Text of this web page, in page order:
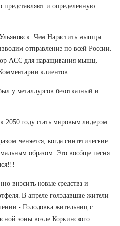
представляют и определенную
Чем Нарастить мышцы
отправление по всей России.
ACC для наращивания мышц.
клиентов:
у металлургов безоткатный и
2050 году стать мировым лидером.
меняется, когда синтетические
образом. Это вообще песня
вносить новые средства и
В апреле голодавшие жители
- Голодовка жительниц с
зоны возле Коркинского